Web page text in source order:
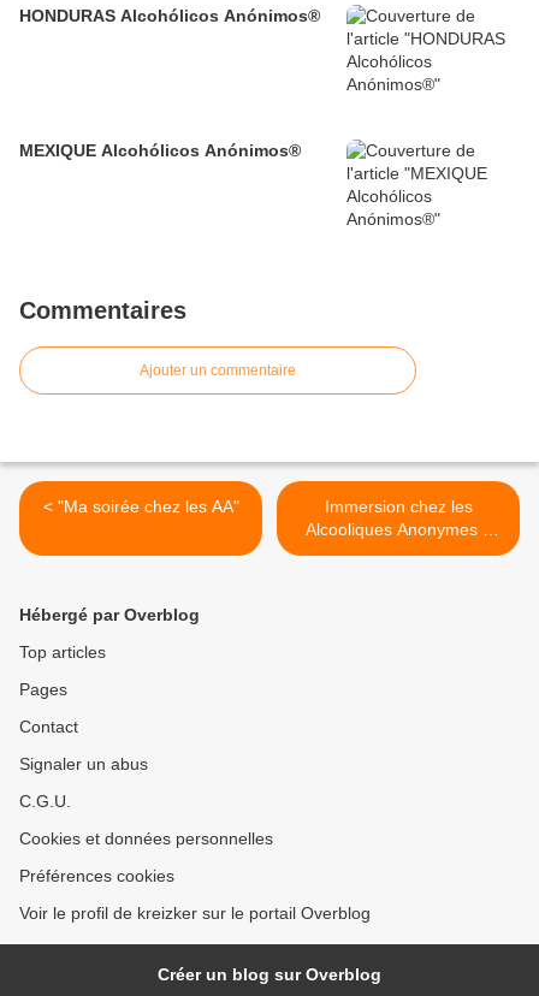
HONDURAS Alcohólicos Anónimos®
MEXIQUE Alcohólicos Anónimos®
Commentaires
Ajouter un commentaire
< "Ma soirée chez les AA"
Immersion chez les
Alcooliques Anonymes à
Dijon, qui se retrouvent
Hébergé par Overblog
Top articles
Pages
Contact
Signaler un abus
C.G.U.
Cookies et données personnelles
Préférences cookies
Voir le profil de kreizker sur le portail Overblog
Créer un blog sur Overblog